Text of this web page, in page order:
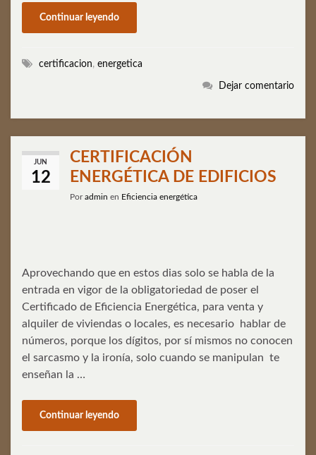
Continuar leyendo
certificacion, energetica
Dejar comentario
JUN
12
CERTIFICACIÓN
ENERGÉTICA DE EDIFICIOS
Poradmin en Eficiencia energética
Aprovechando que en estos dias solo se habla de la
entrada en vigor de la obligatoriedad de poser el
Certificado de Eficiencia Energética, para venta y
alquiler de viviendas o locales, es necesario hablar de
números, porque los dígitos, por sí mismos no conocen
el sarcasmo y la ironía, solo cuando se manipulan te
enseñan la …
Continuar leyendo